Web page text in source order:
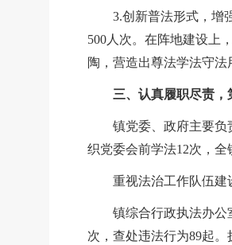
3.创新普法形式，增
500人次。在阵地建设上
陶，营造出尊法学法守法
三、认真履职尽责，
镇党委、政府主要负责
织党委会前学法12次，全
重视法治工作队伍建
镇综合行政执法办公
次，查处违法行为89起。